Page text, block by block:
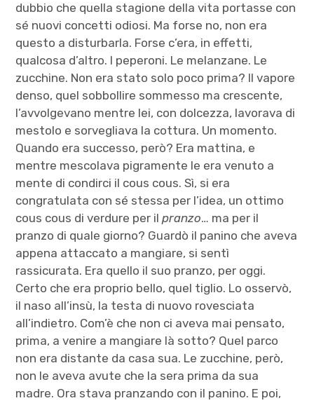
dubbio che quella stagione della vita portasse con
sé nuovi concetti odiosi. Ma forse no, non era
questo a disturbarla. Forse c’era, in effetti,
qualcosa d’altro. I peperoni. Le melanzane. Le
zucchine. Non era stato solo poco prima? Il vapore
denso, quel sobbollire sommesso ma crescente,
l’avvolgevano mentre lei, con dolcezza, lavorava di
mestolo e sorvegliava la cottura. Un momento.
Quando era successo, però? Era mattina, e
mentre mescolava pigramente le era venuto a
mente di condirci il cous cous. Sì, si era
congratulata con sé stessa per l’idea, un ottimo
cous cous di verdure per ilpranzo… ma per il
pranzo di quale giorno? Guardò il panino che aveva
appena attaccato a mangiare, si sentì
rassicurata. Era quello il suo pranzo, per oggi.
Certo che era proprio bello, quel tiglio. Lo osservò,
il naso all’insù, la testa di nuovo rovesciata
all’indietro. Com’è che non ci aveva mai pensato,
prima, a venire a mangiare là sotto? Quel parco
non era distante da casa sua. Le zucchine, però,
non le aveva avute che la sera prima da sua
madre. Ora stava pranzando con il panino. E poi,